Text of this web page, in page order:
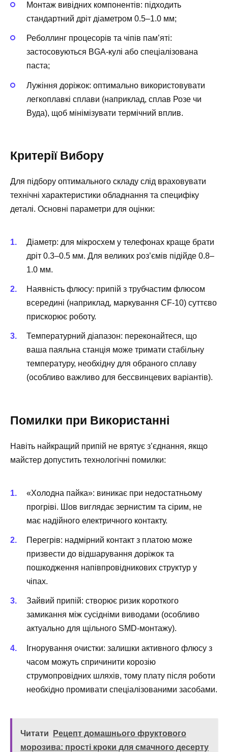
Монтаж вивідних компонентів: підходить
стандартний дріт діаметром 0.5–1.0 мм;
Реболлинг процесорів та чіпів пам’яті:
застосовуються BGA-кулі або спеціалізована
паста;
Лужіння доріжок: оптимально використовувати
легкоплавкі сплави (наприклад, сплав Розе чи
Вуда), щоб мінімізувати термічний вплив.
Критерії Вибору
Для підбору оптимального складу слід враховувати
технічні характеристики обладнання та специфіку
деталі. Основні параметри для оцінки:
Діаметр: для мікросхем у телефонах краще брати
дріт 0.3–0.5 мм. Для великих роз’ємів підійде 0.8–
1.0 мм.
Наявність флюсу: припій з трубчастим флюсом
всередині (наприклад, маркування CF-10) суттєво
прискорює роботу.
Температурний діапазон: переконайтеся, що
ваша паяльна станція може тримати стабільну
температуру, необхідну для обраного сплаву
(особливо важливо для бессвинцевих варіантів).
Помилки при Використанні
Навіть найкращий припій не врятує з’єднання, якщо
майстер допустить технологічні помилки:
«Холодна пайка»: виникає при недостатньому
прогріві. Шов виглядає зернистим та сірим, не
має надійного електричного контакту.
Перегрів: надмірний контакт з платою може
призвести до відшарування доріжок та
пошкодження напівпровідникових структур у
чіпах.
Зайвий припій: створює ризик короткого
замикання між сусідніми виводами (особливо
актуально для щільного SMD-монтажу).
Ігнорування очистки: залишки активного флюсу з
часом можуть спричинити корозію
струмопровідних шляхів, тому плату після роботи
необхідно промивати спеціалізованими засобами.
Читати
Рецепт домашнього фруктового
морозива: прості кроки для смачного десерту